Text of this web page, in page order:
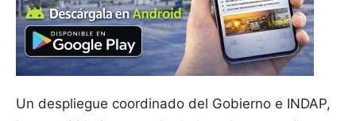
Un despliegue coordinado del Gobierno e INDAP,